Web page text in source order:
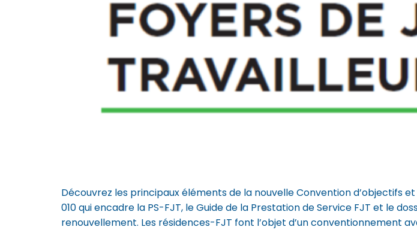
Découvrez les principaux éléments de la nouvelle Convention d’objectifs
010 qui encadre la PS-FJT, le Guide de la Prestation de Service FJT et le
renouvellement. Les résidences-FJT font l’objet d’un conventionnement